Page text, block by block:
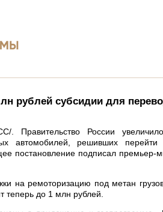
рублей субсидии для
России
автомобилей, решивших
постановление подписал премьер-
на ремоторизацию под метан
теперь до 1 млн рублей.